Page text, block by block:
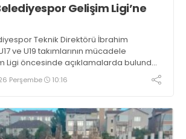
Gelişim Ligi’ne
Teknik Direktörü İbrahim
ve U19 takımlarının mücadele
Ligi öncesinde açıklamalarda bulundu.
gelişimine dikkat çeken İshakoğlu,
sonuç almak değil, Türk futboluna
Perşembe 10:16